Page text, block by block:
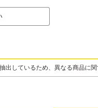
出しているため、異なる商品に